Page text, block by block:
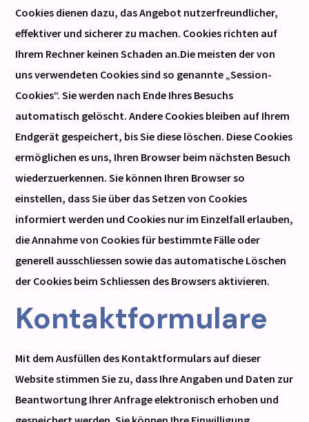
Cookies dienen dazu, das Angebot nutzerfreundlicher,
effektiver und sicherer zu machen. Cookies richten auf
Ihrem Rechner keinen Schaden an.Die meisten der von
uns verwendeten Cookies sind so genannte „Session-
Cookies“. Sie werden nach Ende Ihres Besuchs
automatisch gelöscht. Andere Cookies bleiben auf Ihrem
Endgerät gespeichert, bis Sie diese löschen. Diese Cookies
ermöglichen es uns, Ihren Browser beim nächsten Besuch
wiederzuerkennen. Sie können Ihren Browser so
einstellen, dass Sie über das Setzen von Cookies
informiert werden und Cookies nur im Einzelfall erlauben,
die Annahme von Cookies für bestimmte Fälle oder
generell ausschliessen sowie das automatische Löschen
der Cookies beim Schliessen des Browsers aktivieren.
Kontaktformulare
Mit dem Ausfüllen des Kontaktformulars auf dieser
Website stimmen Sie zu, dass Ihre Angaben und Daten zur
Beantwortung Ihrer Anfrage elektronisch erhoben und